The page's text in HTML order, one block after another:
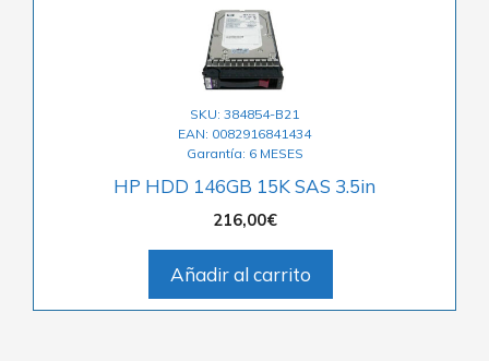
SKU: 384854-B21
EAN: 0082916841434
Garantía: 6 MESES
HP HDD 146GB 15K SAS 3.5in
216,00€
Añadir al carrito